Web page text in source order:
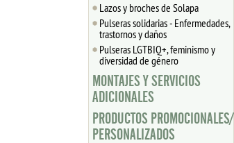
Lazos y broches de Solapa
Pulseras solidarias - Enfermedades,
trastornos y daños
Pulseras LGTBIQ+, feminismo y
diversidad de género
MONTAJES Y SERVICIOS
ADICIONALES
PRODUCTOS PROMOCIONALES/
PERSONALIZADOS